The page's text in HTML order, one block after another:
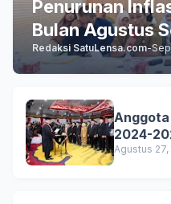
Penurunan
Bulan Agustus
Redaksi SatuLensa.com-
Anggota
2024-
Agustus 27,